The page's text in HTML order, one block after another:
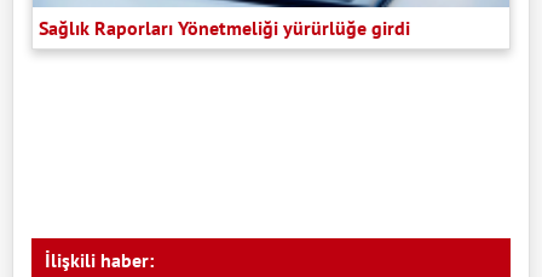
Sağlık Raporları Yönetmeliği yürürlüğe girdi
İlişkili haber: